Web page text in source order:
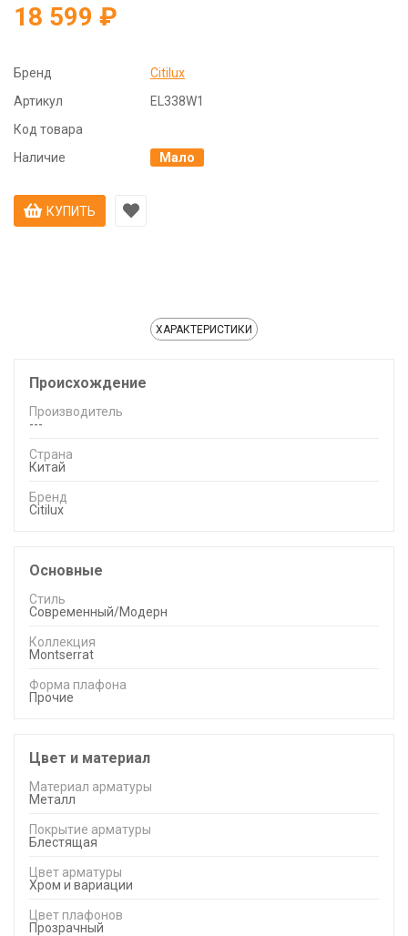
18 599 ₽
Бренд
Citilux
Артикул
EL338W1
Код товара
Наличие
Мало
КУПИТЬ
ХАРАКТЕРИСТИКИ
Происхождение
Производитель
---
Страна
Китай
Бренд
Citilux
Основные
Стиль
Современный/Модерн
Коллекция
Montserrat
Форма плафона
Прочие
Цвет и материал
Материал арматуры
Металл
Покрытие арматуры
Блестящая
Цвет арматуры
Хром и вариации
Цвет плафонов
Прозрачный